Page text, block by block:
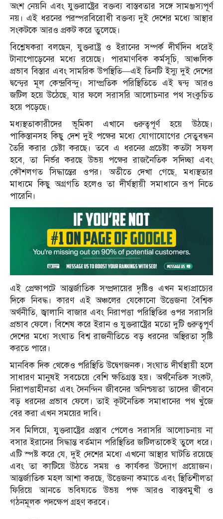
অংশ নেয়নি এবং যুক্তরাষ্ট্রের বক্তব্য বাস্তবতার সঙ্গে সামঞ্জস্যপূর্ণ
নয়। এই ধরনের পরস্পরবিরোধী বক্তব্য দুই দেশের মধ্যে আস্থার
সংকটকে আরও প্রকট করে তুলেছে।
বিশ্লেষকরা বলছেন, যুক্তরাষ্ট্র ও ইরানের সম্পর্ক দীর্ঘদিন ধরেই
টানাপোড়েনের মধ্যে রয়েছে। পারমাণবিক কর্মসূচি, আঞ্চলিক
প্রভাব বিস্তার এবং সামরিক উপস্থিতি—এই তিনটি ইস্যু দুই দেশের
দ্বন্দ্বের মূল কেন্দ্রবিন্দু। সাম্প্রতিক পরিস্থিতিতে এই দ্বন্দ্ব আরও
জটিল হয়ে উঠেছে, যার ফলে সরাসরি আলোচনার পথ সংকুচিত
হয়ে পড়েছে।
মধ্যস্থতাকারীদের ভূমিকা এখানে গুরুত্বপূর্ণ হয়ে উঠছে।
পাকিস্তানসহ কিছু দেশ দুই পক্ষের মধ্যে যোগাযোগের সেতুবন্ধন
তৈরি করার চেষ্টা করছে। তবে এ ধরনের প্রচেষ্টা কতটা সফল
হবে, তা নির্ভর করছে উভয় পক্ষের রাজনৈতিক সদিচ্ছা এবং
কৌশলগত সিদ্ধান্তের ওপর। অতীতে দেখা গেছে, মধ্যস্থতার
মাধ্যমে কিছু অগ্রগতি হলেও তা দীর্ঘস্থায়ী সমাধানে রূপ নিতে
পারেনি।
এই প্রেক্ষাপটে আন্তর্জাতিক সম্প্রদায়ের দৃষ্টিও এখন মধ্যপ্রাচ্যের
দিকে নিবদ্ধ। কারণ এই অঞ্চলের যেকোনো উত্তেজনা বৈশ্বিক
অর্থনীতি, জ্বালানি বাজার এবং নিরাপত্তা পরিস্থিতির ওপর সরাসরি
প্রভাব ফেলে। বিশেষ করে ইরান ও যুক্তরাষ্ট্রের মতো দুটি গুরুত্বপূর্ণ
দেশের মধ্যে সংঘাত বিশ্ব রাজনীতিতে বড় ধরনের অস্থিরতা সৃষ্টি
করতে পারে।
মানবিক দিক থেকেও পরিস্থিতি উদ্বেগজনক। সংঘাত দীর্ঘস্থায়ী হলে
সাধারণ মানুষই সবচেয়ে বেশি ক্ষতিগ্রস্ত হয়। অর্থনৈতিক সংকট,
নিরাপত্তাহীনতা এবং দৈনন্দিন জীবনের অনিশ্চয়তা তাদের জীবনে
বড় ধরনের প্রভাব ফেলে। তাই কূটনৈতিক সমাধানের পথ খুঁজে
বের করা এখন সময়ের দাবি।
সব মিলিয়ে, যুক্তরাষ্ট্রের প্রস্তাব পেলেও সরাসরি আলোচনায় না
বসার ইরানের সিদ্ধান্ত বর্তমান পরিস্থিতির জটিলতাকেই তুলে ধরে।
এটি স্পষ্ট করে যে, দুই দেশের মধ্যে এখনো আস্থার ঘাটতি রয়েছে
এবং তা কাটিয়ে উঠতে সময় ও কার্যকর উদ্যোগ প্রয়োজন।
আন্তর্জাতিক মহল আশা করছে, উত্তেজনা কমাতে এবং স্থিতিশীলতা
ফিরিয়ে আনতে ভবিষ্যতে উভয় পক্ষ আরও বাস্তবমুখী ও
গঠনমূলক পদক্ষেপ গ্রহণ করবে।